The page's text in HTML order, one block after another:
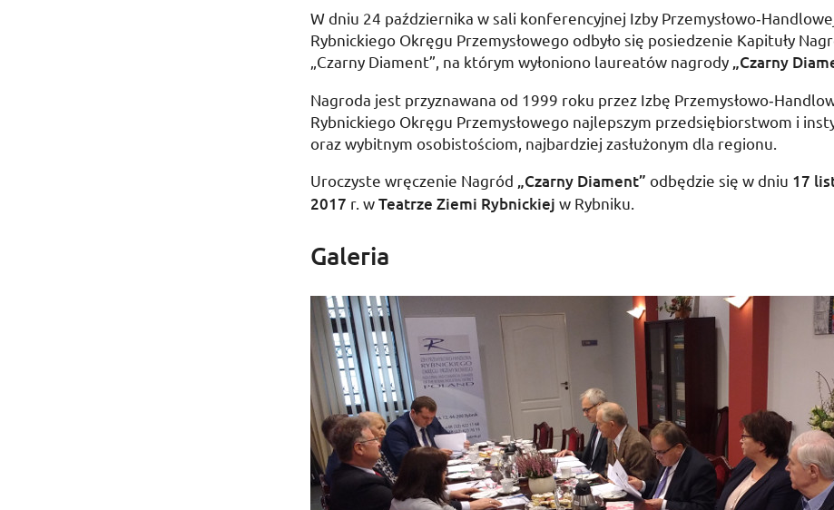
W dniu 24 października w sali konferencyjnej Izby
Rybnickiego Okręgu Przemysłowego odbyło się posiedzenie Kapituły
„Czarny Diament”, na którym wyłoniono laureatów nagrody „Czarny
Nagroda jest przyznawana od 1999 roku przez Izbę
Rybnickiego Okręgu Przemysłowego najlepszym przedsiębiorstwom i
oraz wybitnym osobistościom, najbardziej zasłużonym dla regionu.
Uroczyste wręczenie Nagród „Czarny Diament” odbędzie się w dniu 17
2017 r. wTeatrze Ziemi Rybnickiej w Rybniku.
Galeria